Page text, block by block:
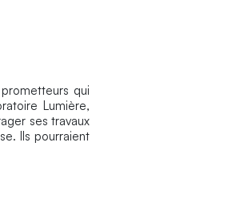
qui
Lumière,
ses travaux
Ils pourraient